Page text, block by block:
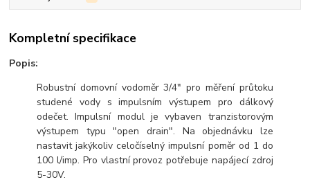
Kompletní specifikace
Popis:
Robustní domovní vodoměr 3/4" pro měření průtoku
studené vody s impulsním výstupem pro dálkový
odečet. Impulsní modul je vybaven tranzistorovým
výstupem typu "open drain". Na objednávku lze
nastavit jakýkoliv celočíselný impulsní poměr od 1 do
100 l/imp. Pro vlastní provoz potřebuje napájecí zdroj
5-30V.